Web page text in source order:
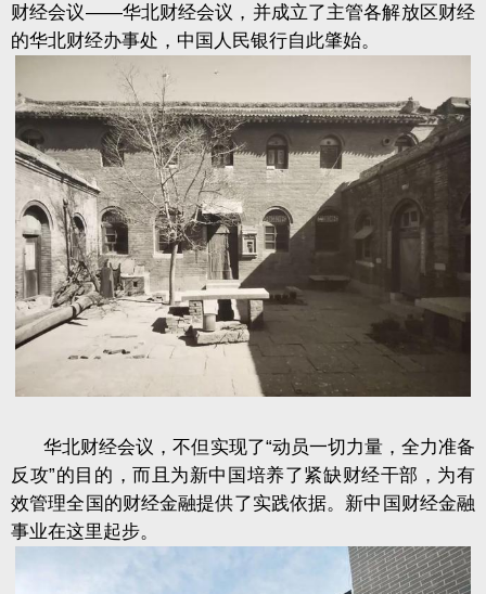
财经会议——华北财经会议，并成立了主管各解放区财经
的华北财经办事处，中国人民银行自此肇始。
华北财经会议，不但实现了“动员一切力量，全力准备
反攻”的目的，而且为新中国培养了紧缺财经干部，为有
效管理全国的财经金融提供了实践依据。新中国财经金融
事业在这里起步。